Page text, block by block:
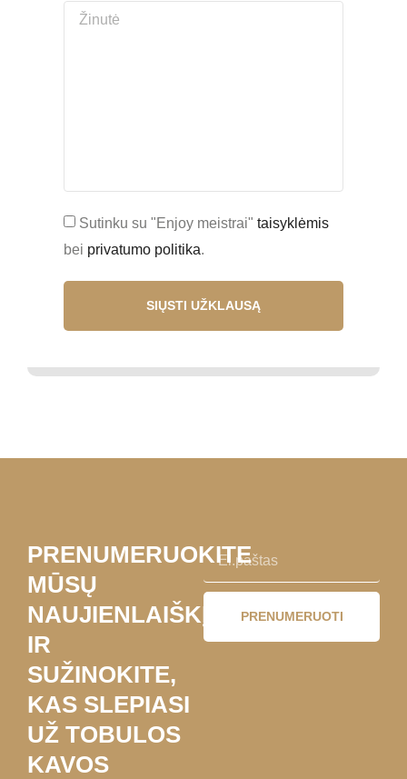
Sutinku su "Enjoy meistrai" taisyklėmis
bei privatumo politika
SIŲSTI UŽKLAUSĄ
PRENUMERUOKITE
MŪSŲ
NAUJIENLAIŠKĮ
IR
SUŽINOKITE,
KAS SLEPIASI
UŽ TOBULOS
KAVOS
PRENUMERUOTI